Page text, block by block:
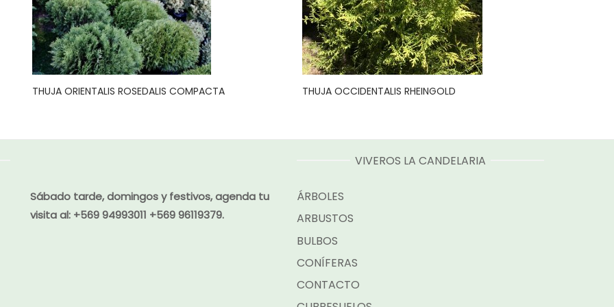
THUJA ORIENTALIS ROSEDALIS COMPACTA THUJA OCCIDENTALIS RHEINGOLD
Sábado tarde, domingos y festivos, agenda tu
visita al: +569 94993011 +569 96119379.
VIVEROS LA CANDELARIA
ÁRBOLES
ARBUSTOS
BULBOS
CONÍFERAS
CONTACTO